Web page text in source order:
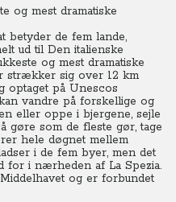
og mest dramatiske
betyder de fem lande,
ud til Den italienske
og mest dramatiske
strækker sig over 12 km
optaget på Unescos
vandre på forskellige og
eller oppe i bjergene, sejle
gøre som de fleste gør, tage
hele døgnet mellem
i de fem byer, men det
for i nærheden af La Spezia.